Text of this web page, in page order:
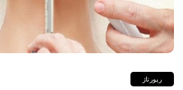
رپورتاژ